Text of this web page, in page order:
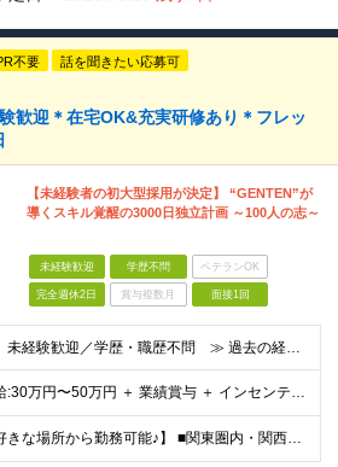
不要 話を聞きたい応募可
歓迎＊在宅OK&充実研修あり＊フレッ
【未経験者の初大型採用が決定】 “GENTEN”が
導くスキル覚醒の3000日独立計画 ～100人の志～
未経験歓迎 学歴不問 ベテランOK
完全週休2日 賞与複数月 面接1回
≪ 未経験歓迎／学歴・職歴不問 ≫ 過去の経歴は一切不問。 「いままで」よりも「これから」を 重視した採用を行っています！ ▼▼こんな想いがある方大歓迎▼▼ ・WEBデザインに興味がある ・自由な環
⽉給:30万円〜50万円 ＋ 業績賞与 ＋ インセンティブ賞与 経験者：35万円～ ※経験・スキルを考慮の上、決定します。 ※経験者は別途優遇！ ★試用期間6ヶ月（期間中は月給21万円～）
【好きな場所から勤務可能♪】 ■関東圏内・関西圏内 または⾸都圏近郊のプロジェクト先 ★リモートワーク実施中（プロジェクトによりフルリモートもあり） ★転居を伴う転勤なし ★配属先は希望を最⼤限考慮